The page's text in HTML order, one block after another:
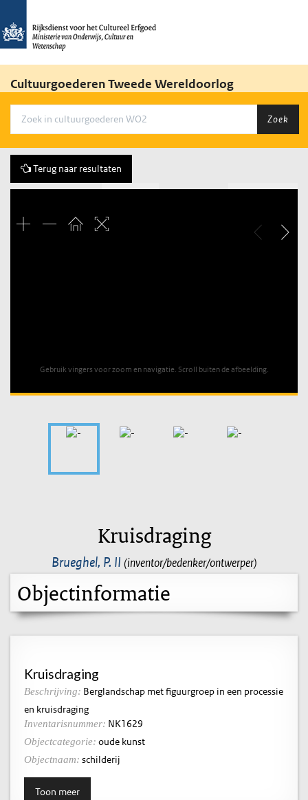
Cultuurgoederen Tweede Wereldoorlog
Zoek
Terug naar resultaten
Gebruik vingers voor zoom en navigatie. Scroll buiten de afbeelding.
Kruisdraging
Brueghel, P. II (inventor/bedenker/ontwerper)
Objectinformatie
Kruisdraging
Beschrijving: Berglandschap met figuurgroep in een processie
en kruisdraging
Inventarisnummer: NK1629
Objectcategorie: oude kunst
Objectnaam: schilderij
Toon meer